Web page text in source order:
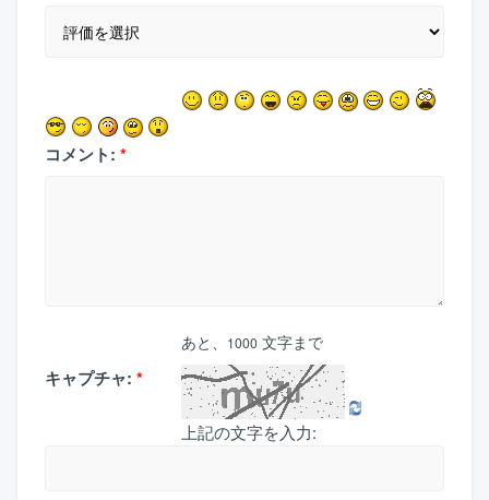
コメント: *
あと、 1000 文字まで
キャプチャ: *
上記の文字を入力: